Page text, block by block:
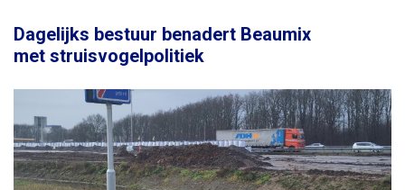
Dagelijks bestuur benadert Beaumix
met struisvogelpolitiek